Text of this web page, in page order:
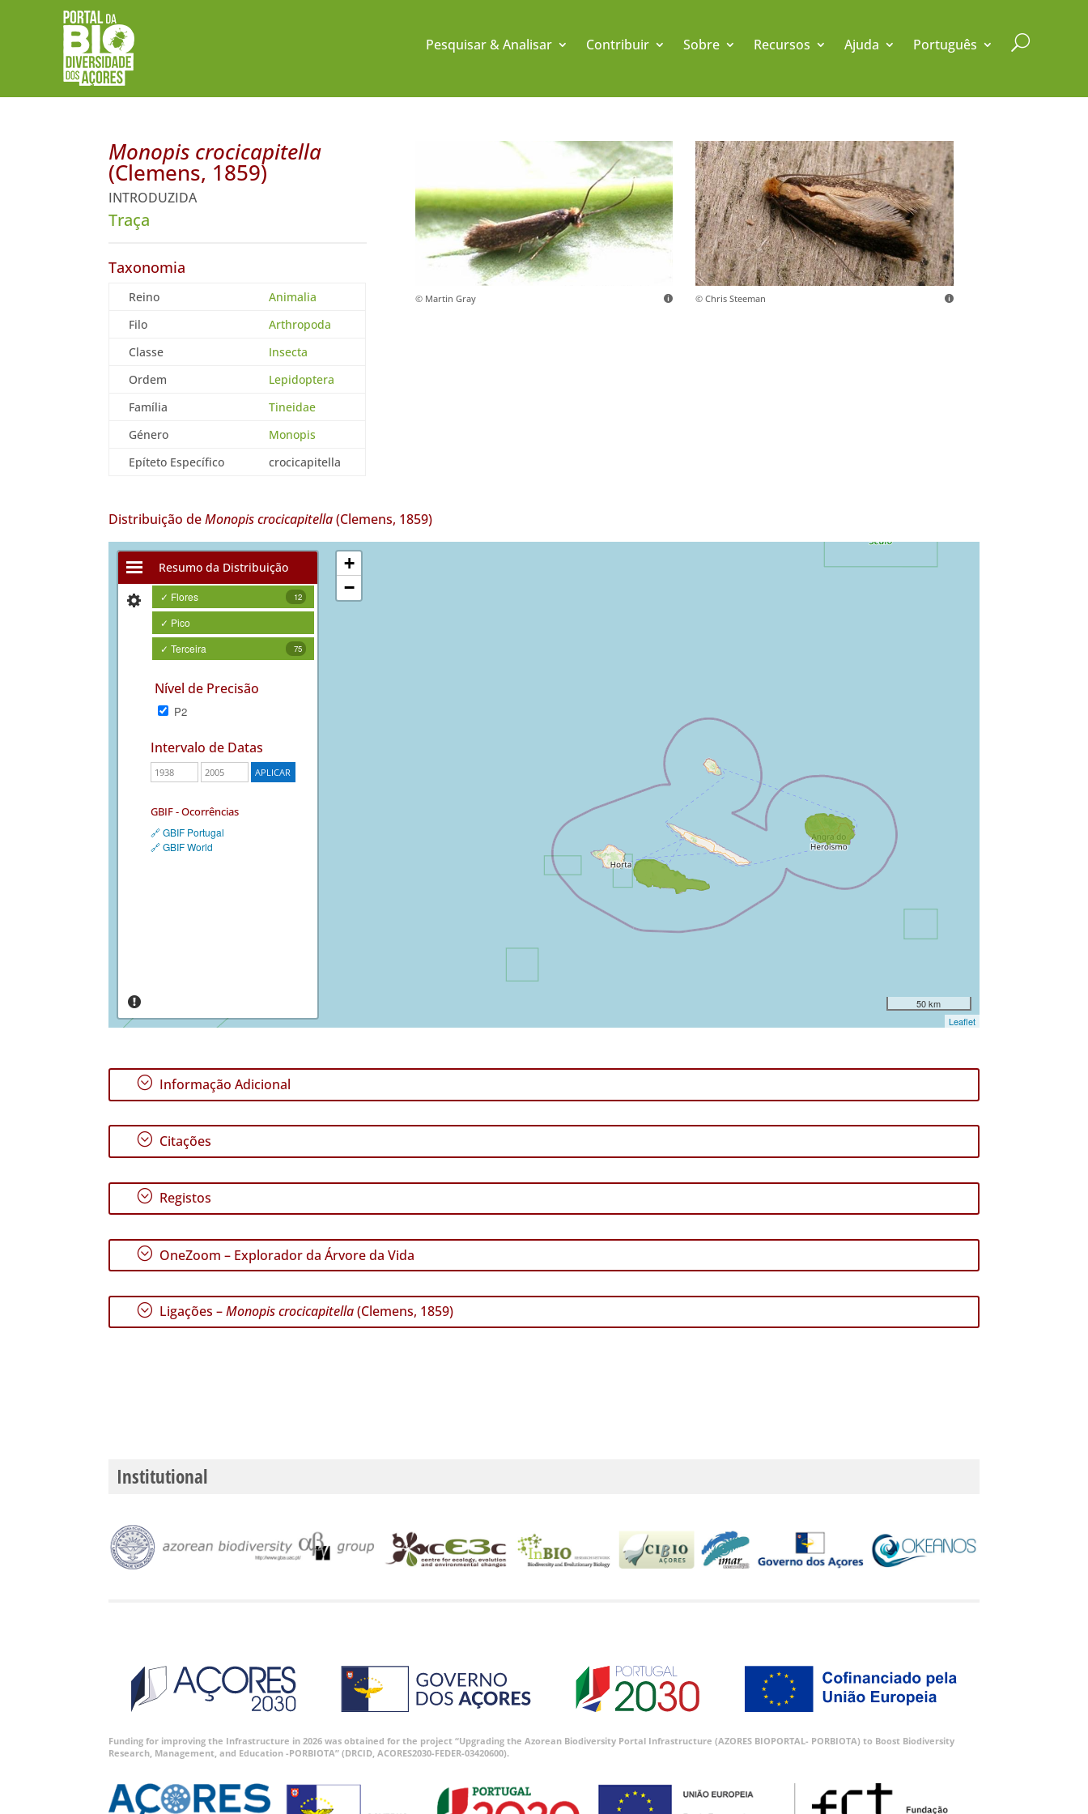
Pesquisar & Analisar Contribuir Sobre Recursos Ajuda Português U
Monopis crocicapitella
(Clemens, 1859)
INTRODUZIDA
Traça
Taxonomia
Reino
Animalia
Filo
Arthropoda
Classe
Insecta
Ordem
Lepidoptera
Família
Tineidae
Género
Monopis
Epíteto Específico
crocicapitella
© Martin Gray © Chris Steeman
Distribuição deMonopis crocicapitella(Clemens, 1859)
Resumo da Distribuição
✓ Flores 12
✓ Pico
✓ Terceira
75
Nível de Precisão
P2
Intervalo de Datas
GBIF - Ocorrências
🔗 GBIF Portugal
🔗 GBIF World
+
−
50 km
Leaflet
; Informação Adicional
; Citações
; Registos
; OneZoom – Explorador da Árvore da Vida
; Ligações –Monopis crocicapitella(Clemens, 1859)
Institutional
Funding for improving the Infrastructure in 2026 was obtained for the project “Upgrading the Azorean Biodiversity Portal Infrastructure (AZORES BIOPORTAL- PORBIOTA) to Boost Biodiversity
Research, Management, and Education -PORBIOTA” (DRCID, ACORES2030-FEDER-03420600).